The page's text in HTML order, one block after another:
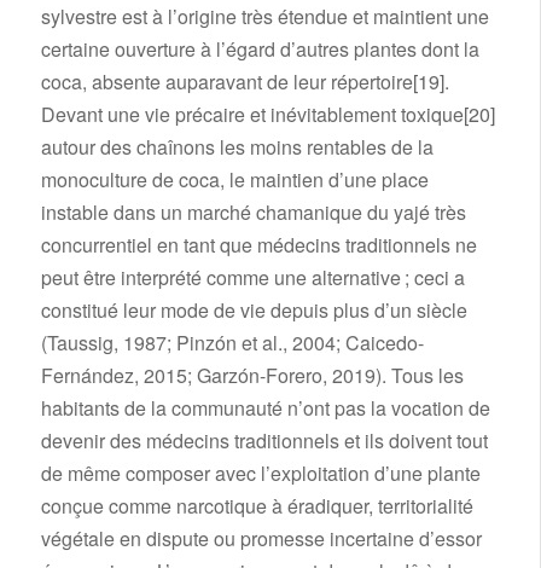
sylvestre est à l’origine très étendue et maintient une
certaine ouverture à l’égard d’autres plantes dont la
coca, absente auparavant de leur répertoire[19].
Devant une vie précaire et inévitablement toxique[20]
autour des chaînons les moins rentables de la
monoculture de coca, le maintien d’une place
instable dans un marché chamanique du yajé très
concurrentiel en tant que médecins traditionnels ne
peut être interprété comme une alternative ; ceci a
constitué leur mode de vie depuis plus d’un siècle
(Taussig, 1987; Pinzón et al., 2004; Caicedo-
Fernández, 2015; Garzón-Forero, 2019). Tous les
habitants de la communauté n’ont pas la vocation de
devenir des médecins traditionnels et ils doivent tout
de même composer avec l’exploitation d’une plante
conçue comme narcotique à éradiquer, territorialité
végétale en dispute ou promesse incertaine d’essor